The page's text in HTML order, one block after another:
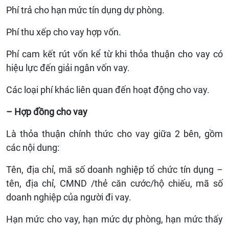
Phí trả cho hạn mức tín dụng dự phòng.
Phí thu xếp cho vay hợp vốn.
Phí cam kết rút vốn kể từ khi thỏa thuận cho vay có
hiệu lực đến giải ngân vốn vay.
Các loại phí khác liên quan đến hoạt động cho vay.
– Hợp đồng cho vay
Là thỏa thuận chính thức cho vay giữa 2 bên, gồm
các nội dung:
Tên, địa chỉ, mã số doanh nghiệp tổ chức tín dụng –
tên, địa chỉ, CMND /thẻ căn cước/hộ chiếu, mã số
doanh nghiệp của người đi vay.
Hạn mức cho vay, hạn mức dự phòng, hạn mức thấy